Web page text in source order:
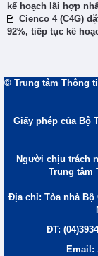
kế hoạch lãi hợp
Cienco 4 (C4G)
92%, tiếp tục kế
© Trung tâm Thông
Giấy phép của Bộ
Người chịu trách
Trung tâm
Địa chỉ: Tòa nhà
ĐT:
Email: